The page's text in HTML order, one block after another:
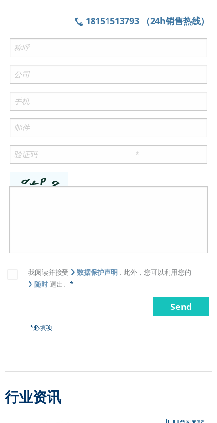
18151513793 （24h销售热线）
我阅读并接受 数据保护声明 . 此外，您可以利用您的
随时 退出. *
*必填项
行业资讯